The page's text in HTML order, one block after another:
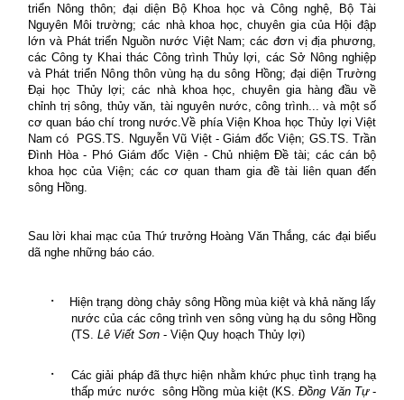
triển Nông thôn; đại diện Bộ Khoa học và Công nghệ, Bộ Tài
Nguyên Môi trường; các nhà khoa học, chuyên gia của Hội đập
lớn và Phát triển Nguồn nước Việt Nam; các đơn vị địa phương,
các Công ty Khai thác Công trình Thủy lợi, các Sở Nông nghiệp
và Phát triển Nông thôn vùng hạ du sông Hồng; đại diện Trường
Đại học Thủy lợi; các nhà khoa học, chuyên gia hàng đầu về
chỉnh trị sông, thủy văn, tài nguyên nước, công trình... và một số
cơ quan báo chí trong nước.Về phía Viện Khoa học Thủy lợi Việt
Nam có PGS.TS. Nguyễn Vũ Việt - Giám đốc Viện; GS.TS. Trần
Đình Hòa - Phó Giám đốc Viện - Chủ nhiệm Đề tài; các cán bộ
khoa học của Viện; các cơ quan tham gia đề tài liên quan đến
sông Hồng.
Sau lời khai mạc của Thứ trưởng Hoàng Văn Thắng, các đại biểu
dã nghe những báo cáo.
· Hiện trạng dòng chảy sông Hồng mùa kiệt và khả năng lấy
nước của các công trình ven sông vùnghạ du sông Hồng
(TS. Lê Viết Sơn - Viện Quy hoạch Thủy lợi)
·
Các giải pháp đã thực hiện nhằm khức phục tình trạng hạ
thấp mức nước sông Hồng mùa kiệt (KS.Đồng Văn Tự-